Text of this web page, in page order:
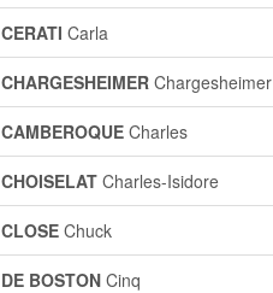
CERATI Carla
CHARGESHEIMER Chargesheimer
CAMBEROQUE Charles
CHOISELAT Charles-Isidore
CLOSE Chuck
DE BOSTON Cinq